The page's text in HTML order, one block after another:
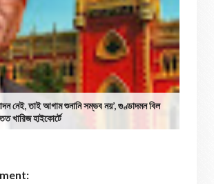
নেই, তাই আগাম শুনানি সম্ভব নয়’, গুণ্ডাদমন বিল
খারিজ হাইকোর্টে